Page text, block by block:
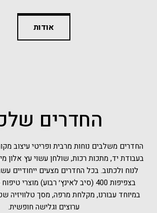
אודות
החדרים
החדרים משלבים נוחות מרבית ופריטי עיצוב
בעבודת יד, מתכות רכות, שולחן עשוי עץ אלון
לנוח ולכתוב. בכל החדרים מצעים ייחודיים
בצפיפות 400 (סיב לאינץ׳ רבוע) מוצרי
ערוצים וגלישה חופשית.